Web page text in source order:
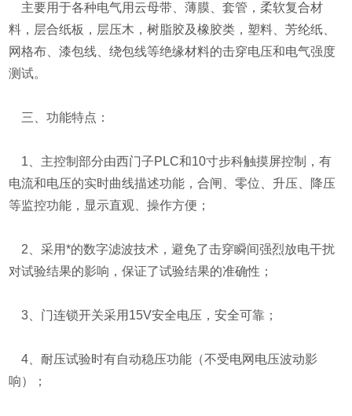
主要用于各种电气用云母带、薄膜、套管，柔软复合材
料，层合纸板，层压木，树脂胶及橡胶类，塑料、芳纶纸、
网格布、漆包线、绕包线等绝缘材料的击穿电压和电气强度
测试。
三、功能特点：
1、主控制部分由西门子PLC和10寸步科触摸屏控制，有
电流和电压的实时曲线描述功能，合闸、零位、升压、降压
等监控功能，显示直观、操作方便；
2、采用*的数字滤波技术，避免了击穿瞬间强烈放电干扰
对试验结果的影响，保证了试验结果的准确性；
3、门连锁开关采用15V安全电压，安全可靠；
4、耐压试验时有自动稳压功能（不受电网电压波动影
响）；